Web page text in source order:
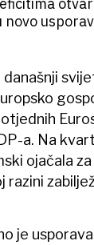
novo
a. Na
ojačala
razini
je